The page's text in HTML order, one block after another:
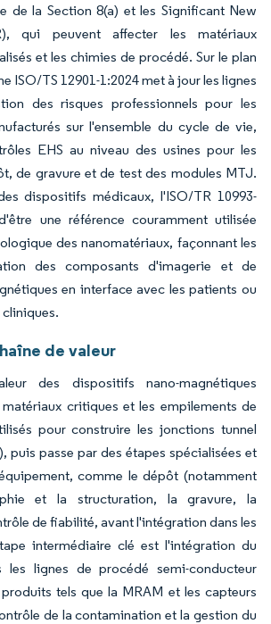
de la Section 8(a) et les Significant New
qui peuvent affecter les matériaux
et les chimies de procédé. Sur le plan
ISO/TS 12901-1:2024 met à jour les lignes
des risques professionnels pour les
sur l'ensemble du cycle de vie,
EHS au niveau des usines pour les
de gravure et de test des modules MTJ.
dispositifs médicaux, l'ISO/TR 10993-
une référence couramment utilisée
des nanomatériaux, façonnant les
des composants d'imagerie et de
en interface avec les patients ou
de valeur
des dispositifs nano-magnétiques
critiques et les empilements de
pour construire les jonctions tunnel
puis passe par des étapes spécialisées et
comme le dépôt (notamment
et la structuration, la gravure, la
de fiabilité, avant l'intégration dans les
intermédiaire clé est l'intégration du
les lignes de procédé semi-conducteur
tels que la MRAM et les capteurs
de la contamination et la gestion du